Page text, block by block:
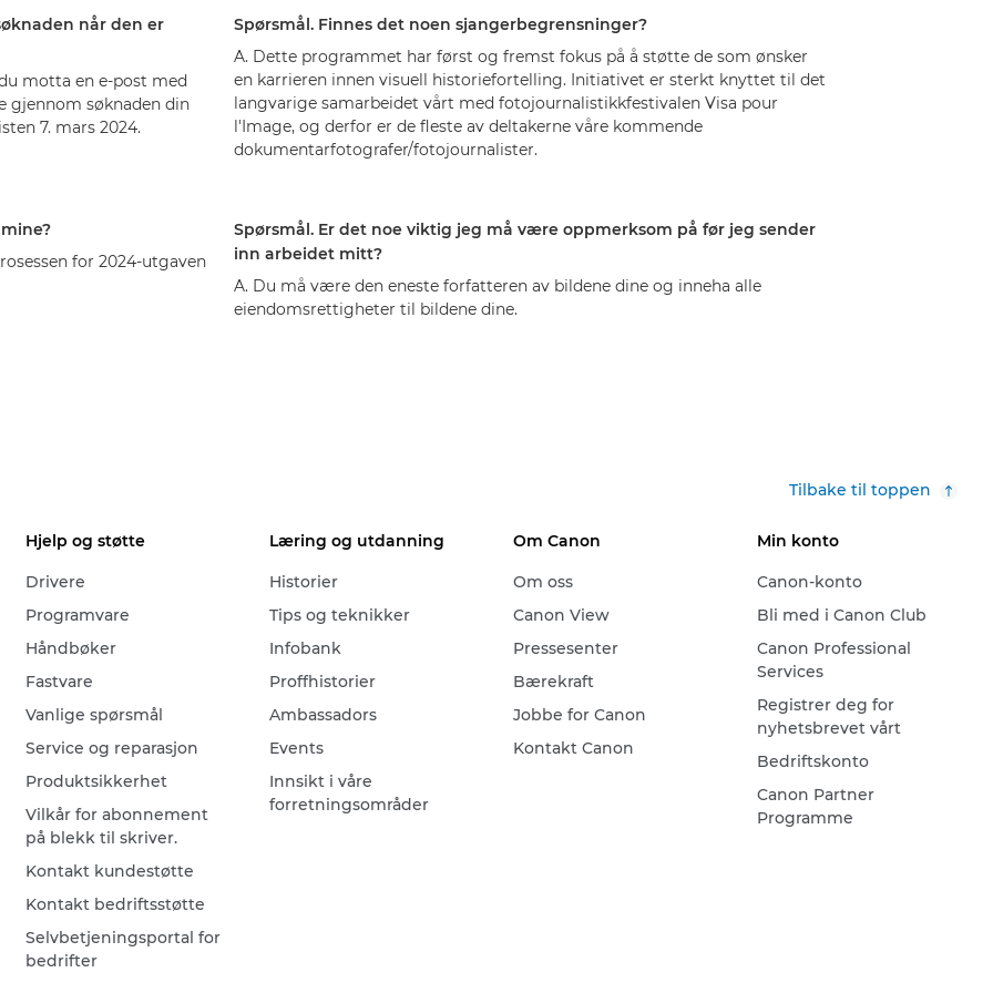
når den er
motta en e-post med
gjennom søknaden din
7. mars 2024.
Spørsmål. Finnes det noen sjangerbegrensninger?
A. Dette programmet har først og fremst fokus på å støtte de som ønsker
en karrieren innen visuell historiefortelling. Initiativet er sterkt knyttet til det
langvarige samarbeidet vårt med fotojournalistikkfestivalen Visa pour
l'Image, og derfor er de fleste av deltakerne våre kommende
dokumentarfotografer/fotojournalister.
for 2024-utgaven
Spørsmål. Er det noe viktig jeg må være oppmerksom på før jeg sender
inn arbeidet mitt?
A. Du må være den eneste forfatteren av bildene dine og inneha alle
eiendomsrettigheter til bildene dine.
Tilbake til toppen
Hjelp og støtte
Drivere
Programvare
Håndbøker
Fastvare
Vanlige spørsmål
Service og reparasjon
Produktsikkerhet
Vilkår for abonnement
på blekk til skriver.
Kontakt kundestøtte
Kontakt bedriftsstøtte
Selvbetjeningsportal for
bedrifter
Læring og utdanning
Historier
Tips og teknikker
Infobank
Proffhistorier
Ambassadors
Events
Innsikt i våre
forretningsområder
Om Canon
Om oss
Canon View
Pressesenter
Bærekraft
Jobbe for Canon
Kontakt Canon
Min konto
Canon-konto
Bli med i Canon Club
Canon Professional
Services
Registrer deg for
nyhetsbrevet vårt
Bedriftskonto
Canon Partner
Programme